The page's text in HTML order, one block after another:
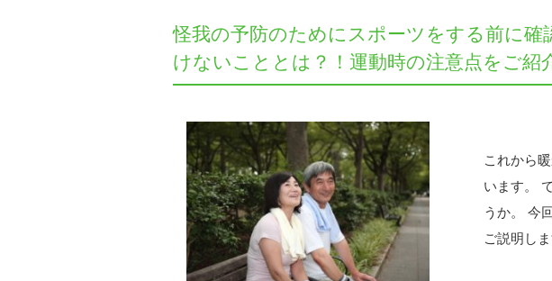
怪我の予防のためにスポーツをする前に
けないこととは？！運動時の注意点をご紹
これから
います。
うか。 今
ご説明し